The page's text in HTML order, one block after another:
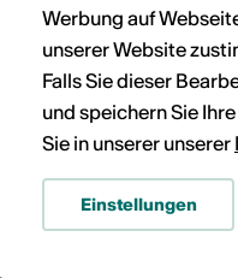
Galerien
thème de
Werbung auf
unserer Website
Falls Sie dieser
und speichern Sie
Sie in unserer unserer
Einstellungen